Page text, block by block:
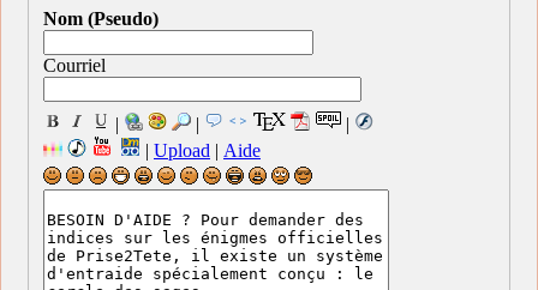
Nom (Pseudo)
Courriel
| |
|
| Upload | Aide